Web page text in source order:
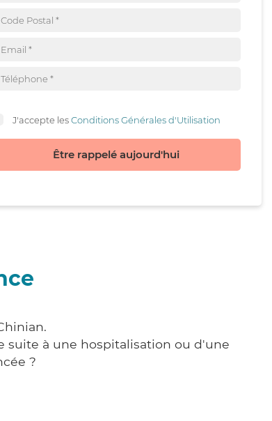
J'accepte lesConditions Générales d'Utilisation
Être rappelé aujourd'hui
suite à une hospitalisation ou d'une
?